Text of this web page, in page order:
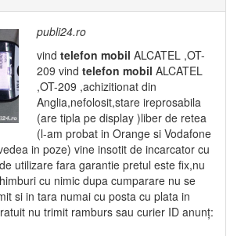
publi24.ro
vind telefon mobil ALCATEL ,OT-
209 vind telefon mobil ALCATEL
,OT-209 ,achizitionat din
Anglia,nefolosit,stare ireprosabila
(are tipla pe display )liber de retea
(l-am probat in Orange si Vodafone
in poze) vine insotit de incarcator cu
utilizare fara garantie pretul este fix,nu
cu nimic dupa cumparare nu se
si in tara numai cu posta cu plata in
nu trimit ramburs sau curier ID anunț: